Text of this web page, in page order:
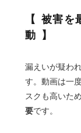
被害を
動
漏えいが疑わ
す。動画は一
スクも高いため
要です。